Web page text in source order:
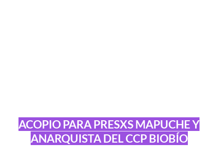
ACOPIO PARA PRESXS MAPUCHE Y
ANARQUISTA DEL CCP BIOBÍO